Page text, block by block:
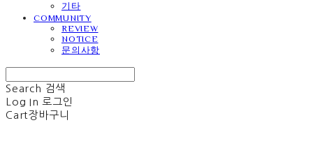
기타
COMMUNITY
REVIEW
NOTICE
문의사항
Search 검색
Log In 로그인
Cart장바구니